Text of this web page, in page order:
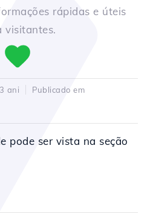
rápidas e úteis
visitantes.
ani
Publicado em
pode ser vista na seção